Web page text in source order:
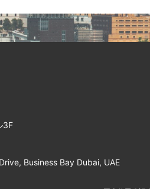
3F
Business Bay Dubai, UAE